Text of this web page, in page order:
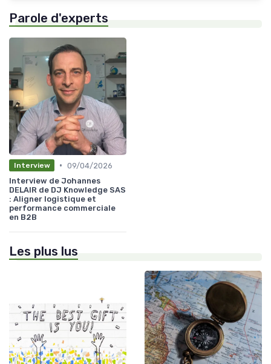
Parole d'experts
Interview • 09/04/2026
Interview de Johannes
DELAIR de DJ Knowledge SAS
: Aligner logistique et
performance commerciale
en B2B
Les plus lus